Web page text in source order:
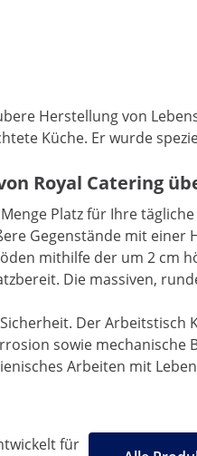
Herstellung von
Küche. Er wurde
Royal Catering
Platz für Ihre
Gegenstände mit einer
mithilfe der um 2 cm
Die massiven,
Der
sowie mechanische
Arbeiten mit
für